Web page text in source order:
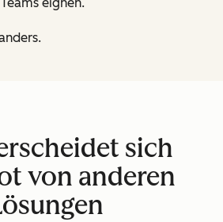
eignen.
sich
von anderen